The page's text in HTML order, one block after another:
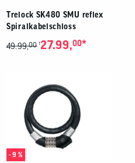
Trelock SK480 SMU reflex
Spiralkabelschloss
49.99,00 127.99,00*
- 9 %